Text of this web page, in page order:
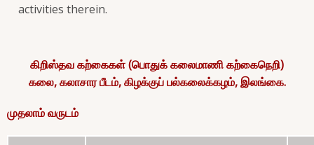
activities therein.
கிறிஸ்தவ கற்கைகள் (பொதுக் கலைமாணி கற்கைநெறி)
கலை, கலாசார பீடம், கிழக்குப் பல்கலைக்கழம், இலங்கை.
முதலாம் வருடம்